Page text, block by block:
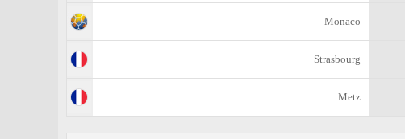
Monaco
Strasbourg
Metz